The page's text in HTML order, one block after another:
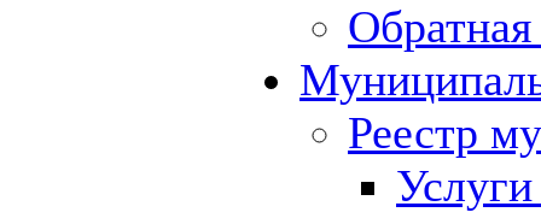
Обратная
Реестр